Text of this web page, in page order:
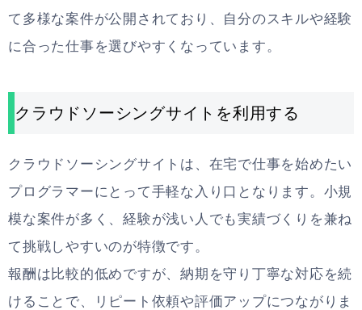
て多様な案件が公開されており、自分のスキルや経験
に合った仕事を選びやすくなっています。
クラウドソーシングサイトを利用する
クラウドソーシングサイトは、在宅で仕事を始めたい
プログラマーにとって手軽な入り口となります。小規
模な案件が多く、経験が浅い人でも実績づくりを兼ね
て挑戦しやすいのが特徴です。
報酬は比較的低めですが、納期を守り丁寧な対応を続
けることで、リピート依頼や評価アップにつながりま